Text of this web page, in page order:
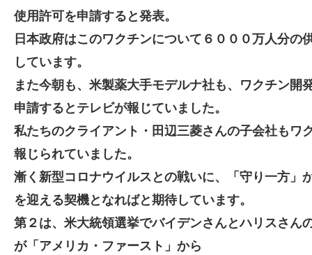
使用許可を申請すると発表。
日本政府はこのワクチンについて６０００万人分の
しています。
また今朝も、米製薬大手モデルナ社も、ワクチン開
申請するとテレビが報じていました。
私たちのクライアント・田辺三菱さんの子会社もワ
報じられていました。
漸く新型コロナウイルスとの戦いに、「守り一方」
を迎える契機となればと期待しています。
第２は、米大統領選挙でバイデンさんとハリスさん
が「アメリカ・ファースト」から